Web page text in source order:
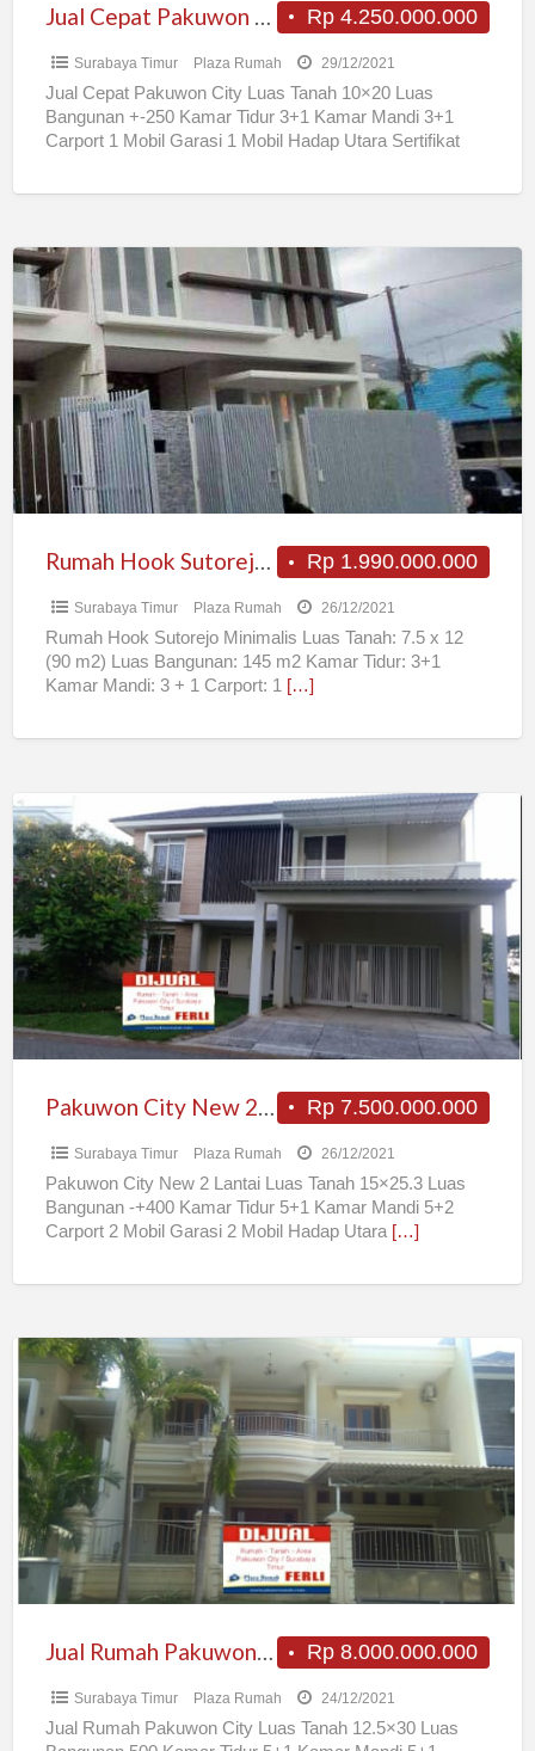
Rp 4.250.000.000
Jual Cepat Pakuwon City
Surabaya Timur Plaza Rumah 29/12/2021
Jual Cepat Pakuwon City Luas Tanah 10×20 Luas
Bangunan +-250 Kamar Tidur 3+1 Kamar Mandi 3+1
Carport 1 Mobil Garasi 1 Mobil Hadap Utara Sertifikat
Rumah
Hook
Sutorejo
Minimalis
Rp 1.990.000.000
Rumah Hook Sutorejo Minimalis
Surabaya Timur Plaza Rumah 26/12/2021
Rumah Hook Sutorejo Minimalis Luas Tanah: 7.5 x 12
(90 m2) Luas Bangunan: 145 m2 Kamar Tidur: 3+1
Kamar Mandi: 3 + 1 Carport: 1 […]
Pakuwon
City
New
2
Lantai
Rp 7.500.000.000
Pakuwon City New 2 Lantai
Surabaya Timur Plaza Rumah 26/12/2021
Pakuwon City New 2 Lantai Luas Tanah 15×25.3 Luas
Bangunan -+400 Kamar Tidur 5+1 Kamar Mandi 5+2
Carport 2 Mobil Garasi 2 Mobil Hadap Utara […]
Jual
Rumah
Pakuwon
City
Rp 8.000.000.000
Jual Rumah Pakuwon City
Surabaya Timur Plaza Rumah 24/12/2021
Jual Rumah Pakuwon City Luas Tanah 12.5×30 Luas